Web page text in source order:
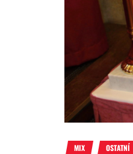
MIX OSTATNÍ